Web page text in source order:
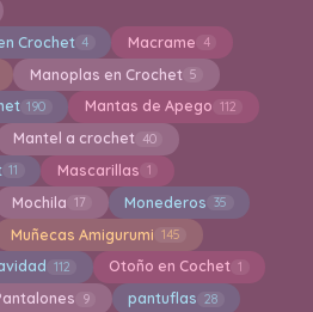
Crochet 4 Macrame 4
Manoplas en Crochet 5
190 Mantas de Apego 112
Mantel a crochet 40
11 Mascarillas 1
Mochila 17 Monederos 35
Muñecas Amigurumi 145
112 Otoño en Cochet 1
9 pantuflas 28